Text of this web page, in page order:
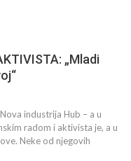
„Mladi
industrija Hub – a u
radom i aktivista je, a u
Neke od njegovih